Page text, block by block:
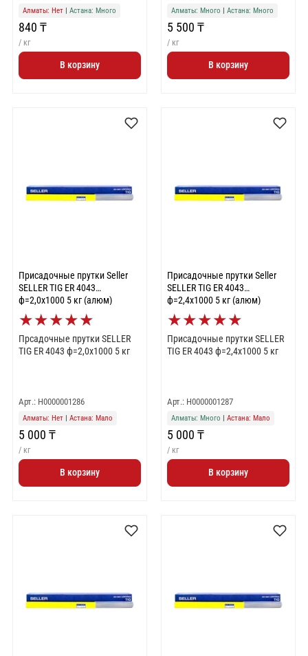
Алматы: Нет| Астана: Много
840 ₸
/ кг
В корзину
Алматы: Много | Астана: Много
5 500 ₸
/ кг
В корзину
Присадочные прутки Seller
SELLER TIG ER 4043
ф=2,0х1000 5 кг (алюм)
★★★★★
Прсадочные прутки SELLER
TIG ER 4043 ф=2,0х1000 5 кг
Арт.: Н0000001286
Алматы: Нет| Астана: Мало
5 000 ₸
/ кг
В корзину
Присадочные прутки Seller
SELLER TIG ER 4043
ф=2,4х1000 5 кг (алюм)
★★★★★
Присадочные прутки SELLER
TIG ER 4043 ф=2,4х1000 5 кг
Арт.: Н0000001287
Алматы: Много | Астана: Мало
5 000 ₸
/ кг
В корзину